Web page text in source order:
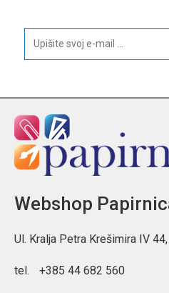
Webshop
Ul. Kralja Petra Krešimira IV
tel. +385 44 682 560